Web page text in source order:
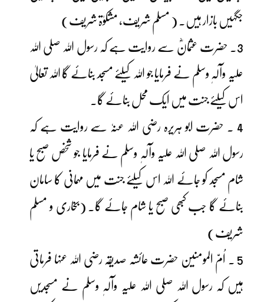
جگہیں بازار ہیں۔ ( مسلم شریف، مشکوٰۃ شریف)
3۔ حضرت عثمانؓ سے روایت ہے کہ رسول اللہ صلی اللہ
علیہ وآلہٖ وسلم نے فرمایا جو اللہ کیلئے مسجد بنائے گا اللہ تعالیٰ
اس کیلئے جنت میں ایک محل بنائے گا۔
4 ۔ حضرت ابو ہریرہ رضی اللہ عنہٗ سے روایت ہے کہ
رسول اللہ صلی اللہ علیہ وآلہٖ وسلم نے فرمایا جو شخص صبح یا
شام مسجد کو جائے اللہ اس کیلئے جنت میں مہمانی کا سامان
بنائے گا جب کبھی صبح یا شام جائے گا۔ (بخاری و مسلم
شریف)
5 ۔ اُمّ المومنین حضرت عائشہ صدیقہ رضی اللہ عنہا فرماتی
ہیں کہ رسول اللہ صلی اللہ علیہ وآلہٖ وسلم نے مسجدیں